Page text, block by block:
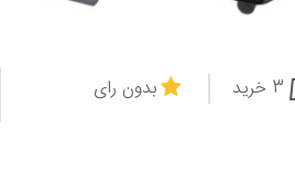
بدون رای